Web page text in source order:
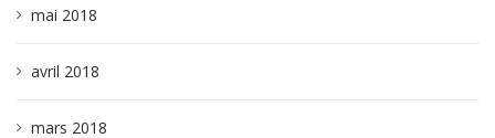
mai 2018
avril 2018
mars 2018